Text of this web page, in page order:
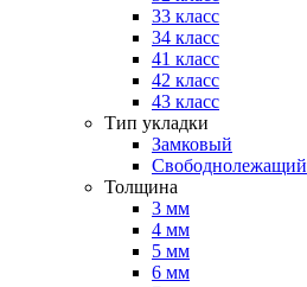
33 класс
34 класс
41 класс
42 класс
43 класс
Тип укладки
Замковый
Свободнолежащий
Толщина
3 мм
4 мм
5 мм
6 мм